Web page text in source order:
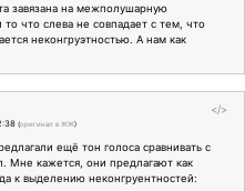
завязана на межполушарную
что слева не совпадает с тем, что
неконгруэтностью. А нам как
</>
(оригинал в ЖЖ)
ещё тон голоса сравнивать с
Мне кажется, они предлагают как
к выделению неконгруентностей: